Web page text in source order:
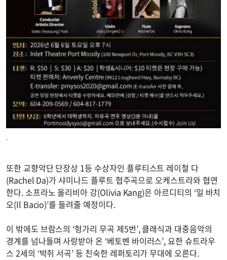
.
또한 교향악단 단장상 1등 수상자인 플루티스트 레이철 다
(Rachel Da)가 샤미나드 플루트 협주곡으로 오케스트라와 협연
한다. 소프라노 올리비아 강(Olivia Kang)은 아르디티의 ‘일 바치
오(Il Bacio)’를 들려줄 예정이다.
이 밖에도 브람스의 ‘헝가리 무곡 제5번’, 클래식과 대중음악의
경계를 넘나들며 사랑받아 온 ‘베토벤 바이러스’, 요한 슈트라우
스 2세의 ‘박쥐 서곡’ 등 친숙한 레퍼토리가 무대에 오른다.